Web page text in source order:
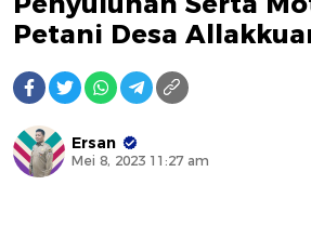
Petani Desa
Ersan
Mei 8, 2023 11:27 am